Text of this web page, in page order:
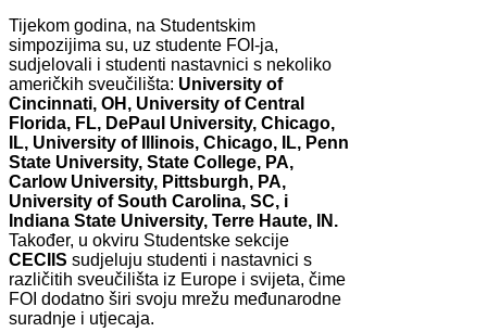
Tijekom godina, na Studentskim
simpozijima su, uz studente FOI-ja,
sudjelovali i studenti nastavnici s nekoliko
američkih sveučilišta: University of
Cincinnati, OH, University of Central
Florida, FL, DePaul University, Chicago,
IL, University of Illinois, Chicago, IL, Penn
State University, State College, PA,
Carlow University, Pittsburgh, PA,
University of South Carolina, SC, i
Indiana State University, Terre Haute, IN.
Također, u okviru Studentske sekcije
CECIIS sudjeluju studenti i nastavnici s
različitih sveučilišta iz Europe i svijeta, čime
FOI dodatno širi svoju mrežu međunarodne
suradnje i utjecaja.